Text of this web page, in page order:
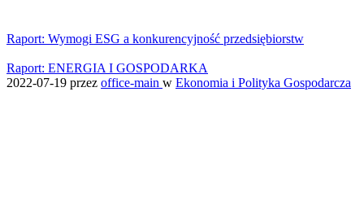
Raport: Wymogi ESG a konkurencyjność przedsiębiorstw
Raport: ENERGIA I GOSPODARKA
2022-07-19 przez office-main w Ekonomia i Polityka Gospodarcza